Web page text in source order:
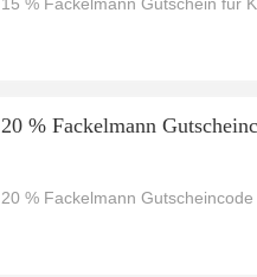
20 % Fackelmann
20 % Fackelmann